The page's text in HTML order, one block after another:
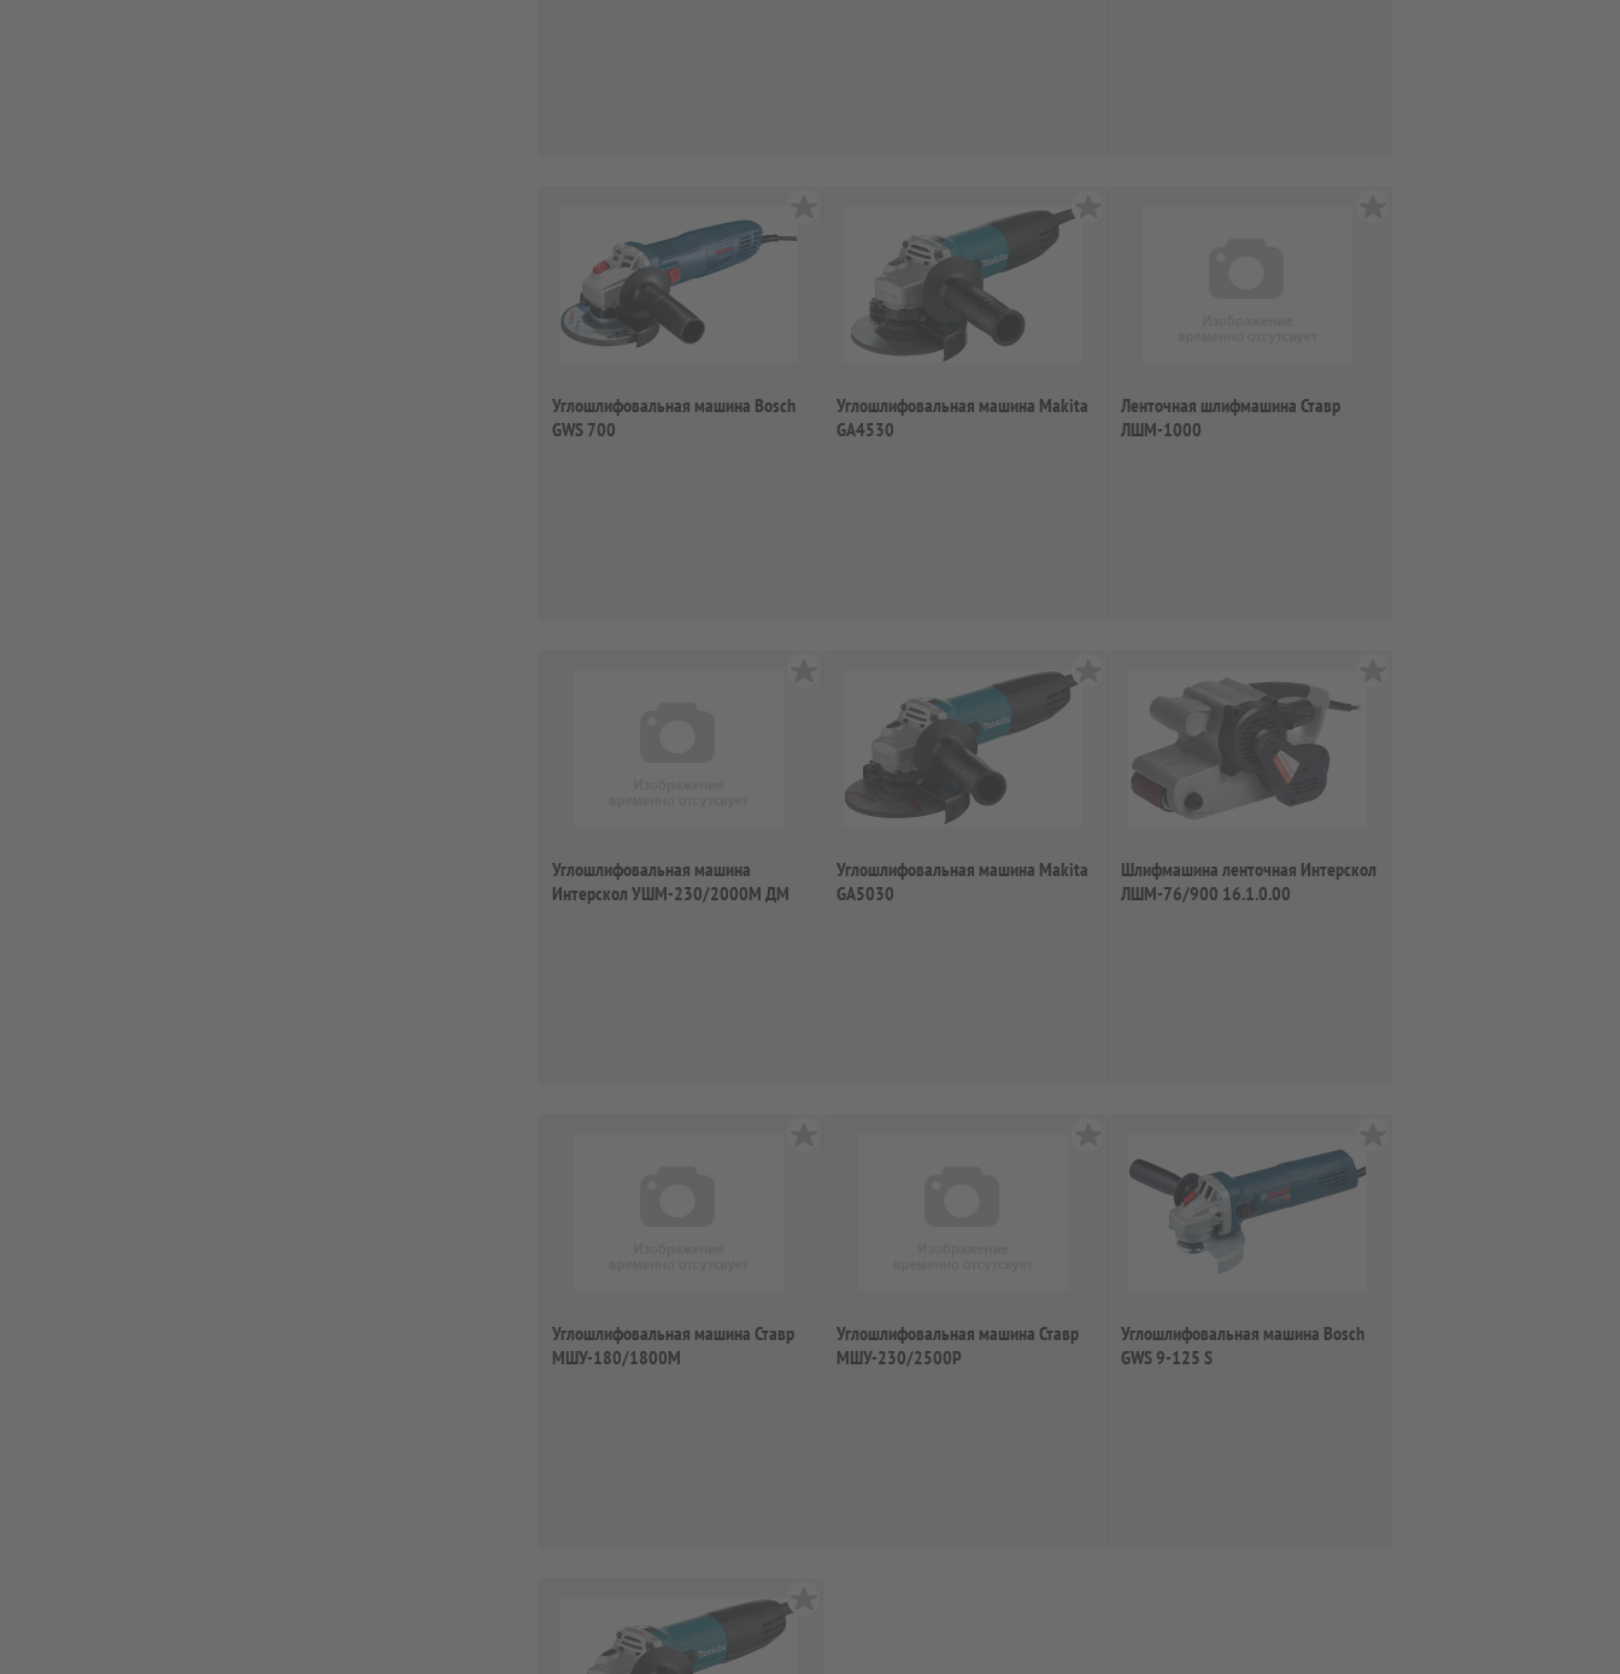
Углошлифовальная машина Bosch
GWS 700
Углошлифовальная машина Makita
GA4530
Ленточная шлифмашина Ставр
ЛШМ-1000
Углошлифовальная машина
Интерскол УШМ-230/2000М ДМ
Углошлифовальная машина Makita
GA5030
Шлифмашина ленточная Интерскол
ЛШМ-76/900 16.1.0.00
Углошлифовальная машина Ставр
МШУ-180/1800М
Углошлифовальная машина Ставр
МШУ-230/2500Р
Углошлифовальная машина Bosch
GWS 9-125 S